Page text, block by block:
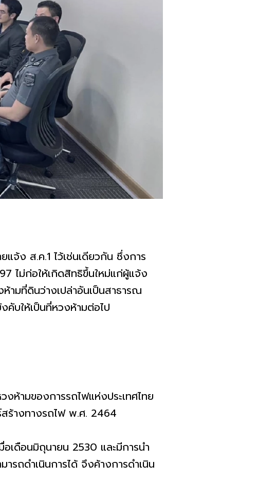
จ้ง ส.ค.1 ไว้เช่นเดียวกัน ซึ่งการ
ไม่ก่อให้เกิดสิทธิขึ้นใหม่แก่ผู้แจ้ง
ามที่ดินว่างเปล่าอันเป็นสาธารณ
บให้เป็นที่หวงห้ามต่อไป
ห้ามของการรถไฟแห่งประเทศไทย
ร้างทางรถไฟ พ.ศ. 2464
เดือนมิถุนายน 2530 และมีการนำ
รถดำเนินการได้ จึงค้างการดำเนิน